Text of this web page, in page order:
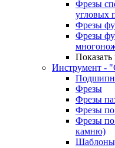
Фрезы
угловых
Фрезы
Фрезы
Показать
Инструмент -
Фрезы
Фрезы
Фрезы
Фрезы по
камню)
Шаблоны,